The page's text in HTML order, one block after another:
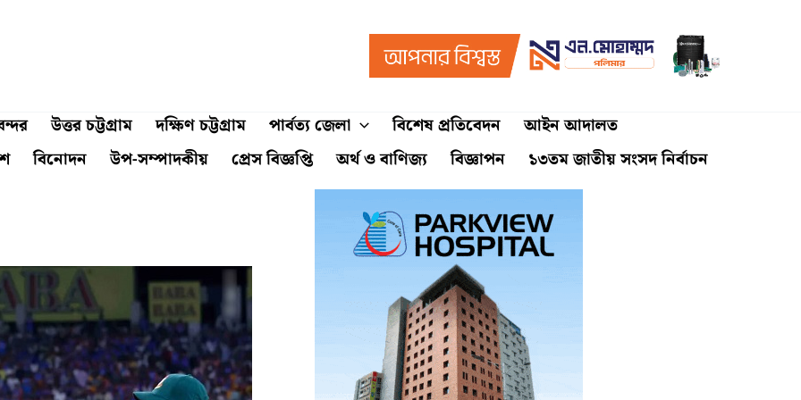
উত্তর চট্টগ্রাম দক্ষিণ চট্টগ্রাম পার্বত্য জেলা বিশেষ প্রতিবেদন
আইন আদালত
বিনোদন উপ-সম্পাদকীয় প্রেস বিজ্ঞপ্তি অর্থ ও বাণিজ্য বিজ্ঞাপন ১৩তম জাতীয় সংসদ নির্বাচন